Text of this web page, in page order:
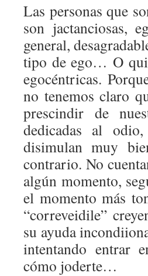
Las personas que
son jactanciosas,
general,
tipo de ego… O
egocéntricas.
no tenemos claro
prescindir de
dedicadas al
disimulan muy
contrario. No
algún momento,
el momento más
“correveidile”
su ayuda
intentando entrar
cómo joderte…